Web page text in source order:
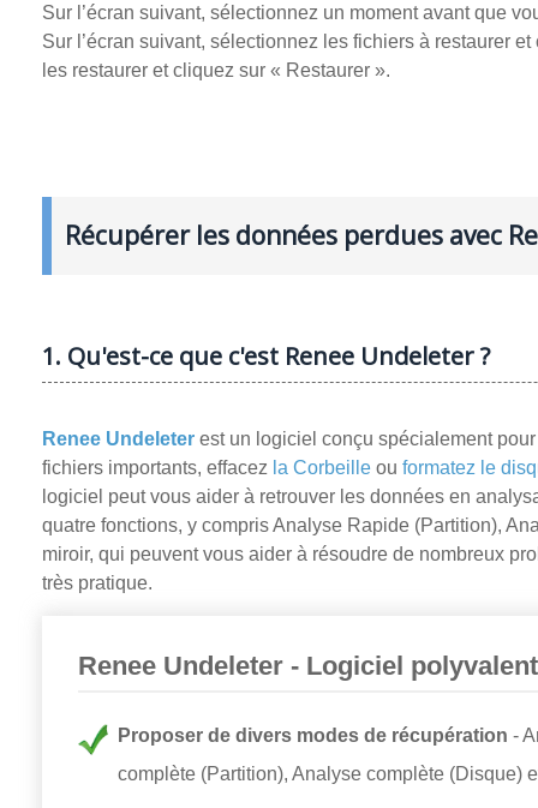
Sur l’écran suivant, sélectionnez un moment avant que
Sur l’écran suivant, sélectionnez les fichiers à restaurer
les restaurer et cliquez sur « Restaurer ».
Récupérer les données perdues avec
1. Qu'est-ce que c'est Renee Undeleter ?
Renee Undeleter est un logiciel conçu spécialement pour
fichiers importants, effacez la Corbeille ou formatez le
logiciel peut vous aider à retrouver les données en
quatre fonctions, y compris Analyse Rapide (Partition),
miroir, qui peuvent vous aider à résoudre de nombreux
très pratique.
Renee Undeleter - Logiciel
Proposer de divers modes de récupération
complète (Partition), Analyse complète (Disque)